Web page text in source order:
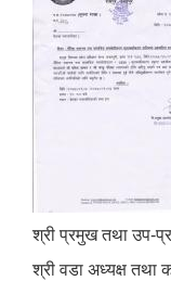
श्री प्रमुख तथा उप-
श्री वडा अध्यक्ष तथा